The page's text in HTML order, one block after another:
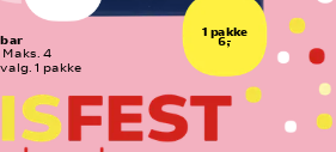
1 pakke
6,-
4
1 pakke